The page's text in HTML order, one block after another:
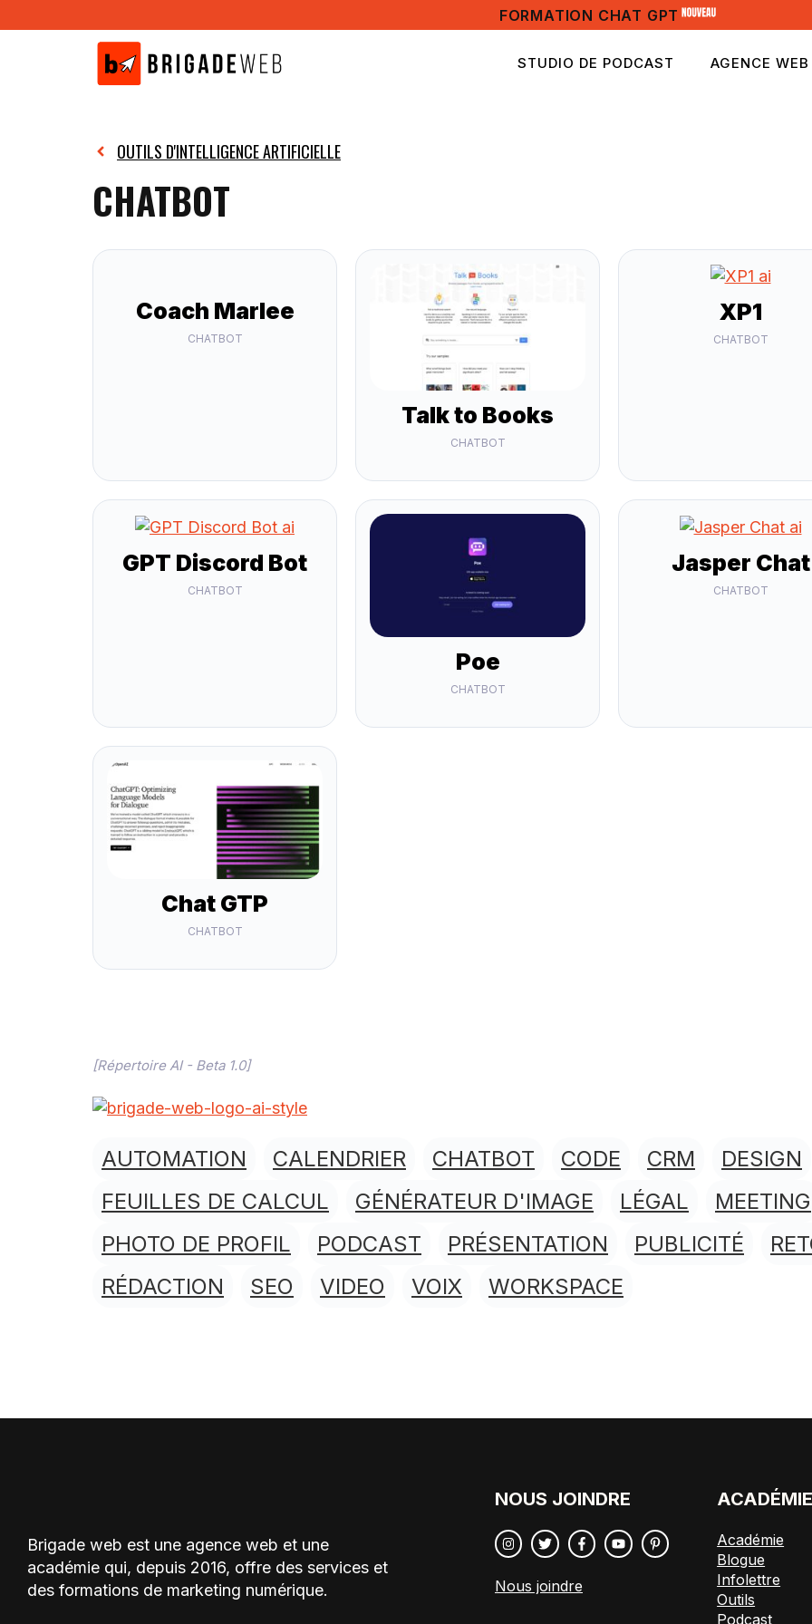
au
FORMATION CHAT GPT
STUDIO DE PODCAST AGENCE WEB
OUTILS D'INTELLIGENCE ARTIFICIELLE
CHATBOT
Coach Marlee
CHATBOT
Talk to Books
CHATBOT
XP1
CHATBOT
GPT Discord Bot
CHATBOT
Poe
CHATBOT
Jasper Chat
CHATBOT
Chat GTP
CHATBOT
[Répertoire AI - Beta 1.0]
AUTOMATION CALENDRIER CHATBOT CODE CRM DESIGN
FEUILLES DE CALCUL
GÉNÉRATEUR D'IMAGE LÉGAL MEETING
PHOTO DE PROFIL
PODCAST PRÉSENTATION PUBLICITÉ
RÉDACTION
SEO VIDEO VOIX WORKSPACE
Brigade web est une agence web et une
académie qui, depuis 2016, offre des services et
des formations de marketing numérique.
NOUS JOINDRE
Nous joindre
ACADÉMIE
Académie
Blogue
Infolettre
Outils
Podcast